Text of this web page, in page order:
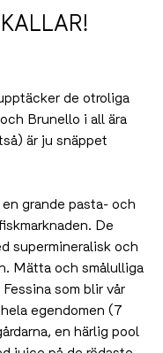
Brunello i all ära
är ju snäppet
fiskmarknaden.
supermineralisk
Mätta och
di Fessina
ockuperar hela
över
siciliansk